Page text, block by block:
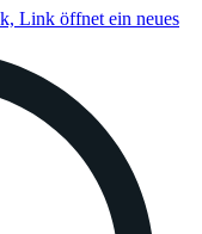
Link öffnet ein neues